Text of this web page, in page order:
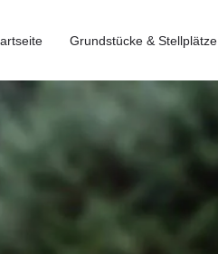
Grundstücke & Stellplätze